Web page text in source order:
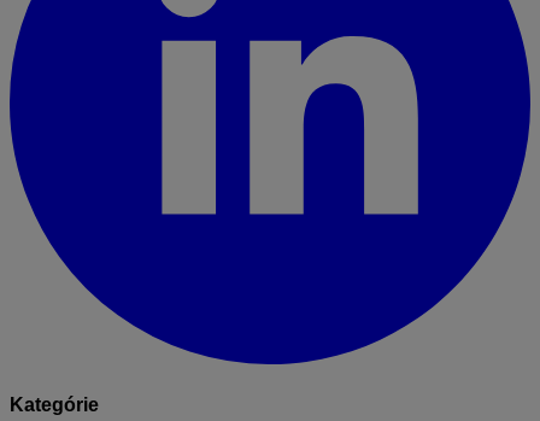
Kategórie